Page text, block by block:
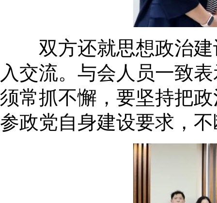
双方还就思想政治建
入交流。与会人员一致
须常抓不懈，要坚持把
参政党自身建设要求，